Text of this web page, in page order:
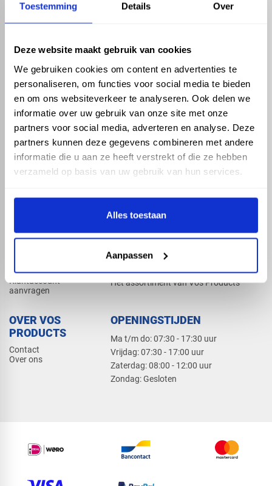
Toestemming Details Over
Deze website maakt gebruik van cookies
We gebruiken cookies om content en advertenties te
personaliseren, om functies voor social media te bieden
en om ons websiteverkeer te analyseren. Ook delen we
informatie over uw gebruik van onze site met onze
partners voor social media, adverteren en analyse. Deze
partners kunnen deze gegevens combineren met andere
informatie die u aan ze heeft verstrekt of die ze hebben
verzameld op basis van uw gebruik van hun services.
Alles toestaan
Aanpassen
ASSORTIMENT
Hemelwaterafvoer
Drukleiding
Beregening
Dak en gevel
KENNIS EN HULP
Klantenservice
Kennisbank
Klantaccount
aanvragen
PRODUCTCATALOGUS 2026
Het assortiment van Vos Products
OVER VOS
PRODUCTS
Contact
Over ons
OPENINGSTIJDEN
Ma t/m do: 07:30 - 17:30 uur
​Vrijdag: 07:30 - 17:00 uur
​Zaterdag: 08:00 - 12:00 uur
​Zondag: Gesloten
phone_enabled +31 416 75 02 55
mail info@vosproducts.nl
check_circleDé bouwmarkt van Altena
check_circle Direct uit grote voorraad geleverd met eigen transport
check_circleLevering in NL en BE